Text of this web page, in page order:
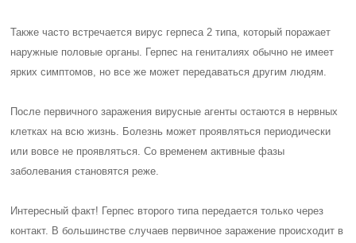
Также часто встречается вирус герпеса 2 типа, который поражает
наружные половые органы. Герпес на гениталиях обычно не имеет
ярких симптомов, но все же может передаваться другим людям.
После первичного заражения вирусные агенты остаются в нервных
клетках на всю жизнь. Болезнь может проявляться периодически
или вовсе не проявляться. Со временем активные фазы
заболевания становятся реже.
Интересный факт! Герпес второго типа передается только через
контакт. В большинстве случаев первичное заражение происходит в